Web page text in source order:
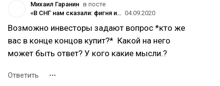
Михаил Гаранин в посте
«В СНГ нам сказали: фигня и не взлетит»: сооснователь Restream из Украины — о $50 млн инвестиций и деньгах на стримерах 04.09.2020
Возможно инвесторы задают вопрос *кто же
вас в конце концов купит?* Какой на него
может быть ответ? У кого какие мысли.?
Ответить